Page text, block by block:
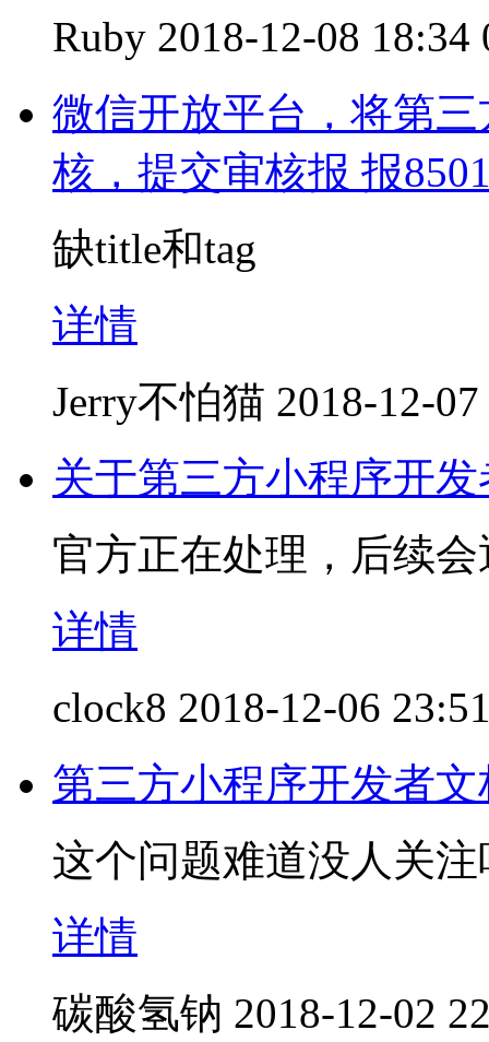
Ruby 2018-12-08 18:34
微信开放平台，将第
核，提交审核报 报
缺title和tag
详情
Jerry不怕猫 2018-12-
关于第三方小程序开
官方正在处理，后续
详情
clock8 2018-12-06
第三方小程序开发者
这个问题难道没人关注
详情
碳酸氢钠 2018-12-02